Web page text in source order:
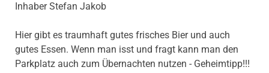
Inhaber Stefan Jakob
Hier gibt es traumhaft gutes frisches Bier und auch
gutes Essen. Wenn man isst und fragt kann man den
Parkplatz auch zum Übernachten nutzen - Geheimtipp!!!